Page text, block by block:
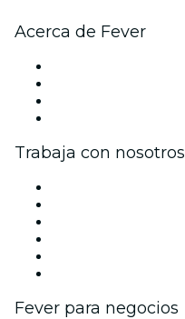
Acerca de Fever
Trabaja con nosotros
Fever para negocios